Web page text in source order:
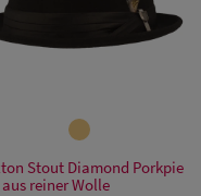
Stout Diamond Porkpie
reiner Wolle